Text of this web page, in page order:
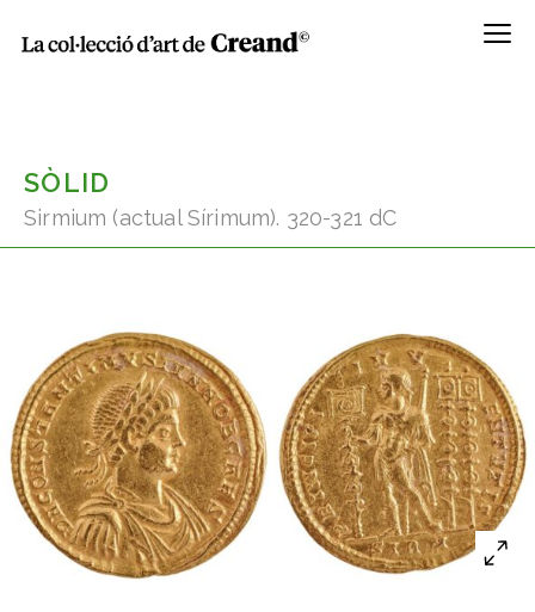
Menú
SÒLID
Sirmium (actual Sírimum). 320-321 dC